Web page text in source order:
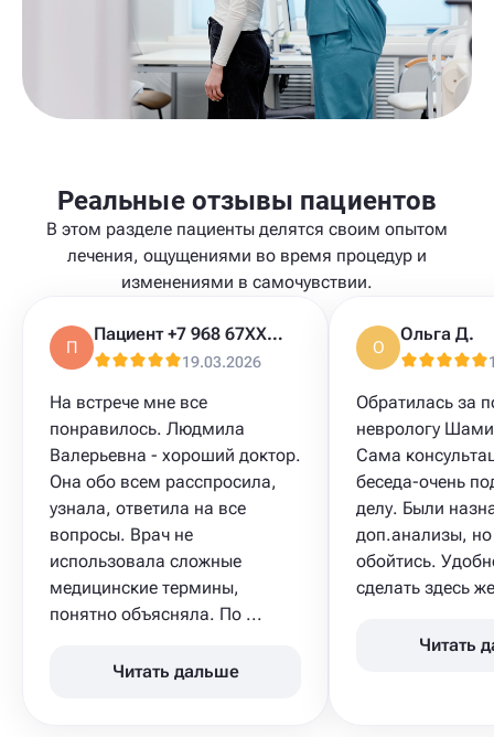
Реальные отзывы пациентов
В этом разделе пациенты делятся своим опытом
лечения, ощущениями во время процедур и
изменениями в самочувствии.
П
Пациент +7 968 67XXXXX
19.03.2026
На встрече мне все
понравилось. Людмила
Валерьевна - хороший доктор.
Она обо всем расспросила,
узнала, ответила на все
вопросы. Врач не
использовала сложные
медицинские термины,
понятно объясняла. По ...
Читать дальше
О
Ольга Д.
Обратилась за
неврологу
Сама
беседа-очень
делу. Были
доп.анализы, но
обойтись.
сделать здесь
Читать